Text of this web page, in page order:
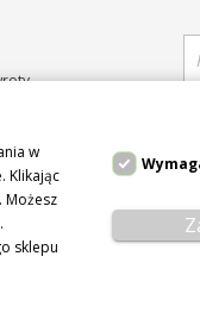
w
Klikając
Możesz
sklepu